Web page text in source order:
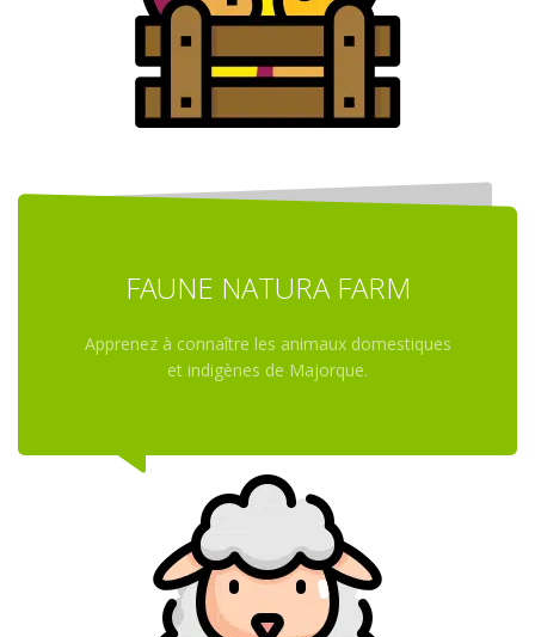
FAUNE NATURA FARM
Apprenez à connaître les animaux domestiques
et indigènes de Majorque.